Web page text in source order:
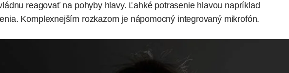
reagovať na pohyby hlavy. Ľahké potrasenie hlavou napríklad
Komplexnejším rozkazom je nápomocný integrovaný mikrofón.